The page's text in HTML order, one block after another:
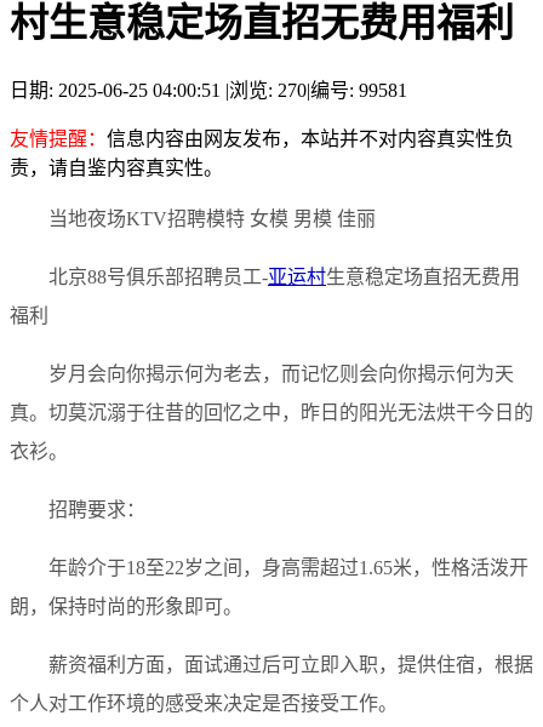
村生意稳定场直招无费用福利
日期: 2025-06-25 04:00:51 |浏览: 270|编号: 99581
友情提醒： 信息内容由网友发布，本站并不对内容真实性负
责，请自鉴内容真实性。
当地夜场KTV招聘模特 女模 男模 佳丽
北京88号俱乐部招聘员工-亚运村生意稳定场直招无费用
福利
岁月会向你揭示何为老去，而记忆则会向你揭示何为天
真。切莫沉溺于往昔的回忆之中，昨日的阳光无法烘干今日的
衣衫。
招聘要求：
年龄介于18至22岁之间，身高需超过1.65米，性格活泼开
朗，保持时尚的形象即可。
薪资福利方面，面试通过后可立即入职，提供住宿，根据
个人对工作环境的感受来决定是否接受工作。